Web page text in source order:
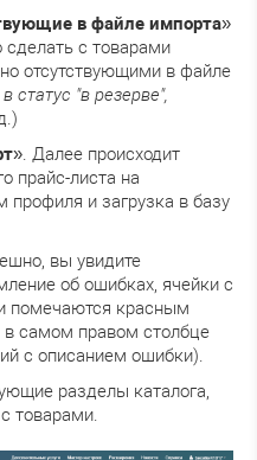
в файле импорта»
сделать с товарами
отсутствующими в файле
статус "в резерве",
». Далее происходит
прайс-листа на
профиля и загрузка в базу
вы увидите
об ошибках, ячейки с
помечаются красным
самом правом столбце
с описанием ошибки).
разделы каталога,
товарами.